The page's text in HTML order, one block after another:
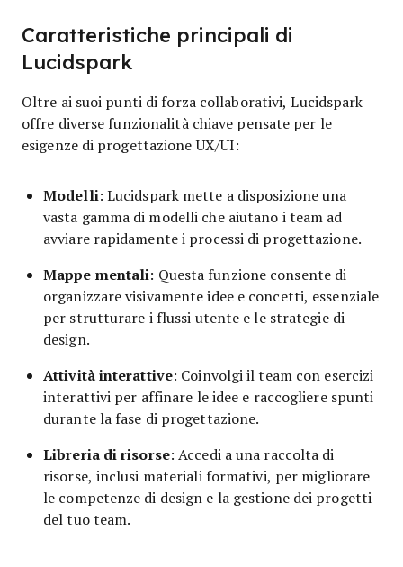
Caratteristiche principali di
Lucidspark
Oltre ai suoi punti di forza collaborativi, Lucidspark
offre diverse funzionalità chiave pensate per le
esigenze di progettazione UX/UI:
Modelli: Lucidspark mette a disposizione una
vasta gamma di modelli che aiutano i team ad
avviare rapidamente i processi di progettazione.
Mappe mentali: Questa funzione consente di
organizzare visivamente idee e concetti, essenziale
per strutturare i flussi utente e le strategie di
design.
Attività interattive: Coinvolgi il team con esercizi
interattivi per affinare le idee e raccogliere spunti
durante la fase di progettazione.
Libreria di risorse: Accedi a una raccolta di
risorse, inclusi materiali formativi, per migliorare
le competenze di design e la gestione dei progetti
del tuo team.